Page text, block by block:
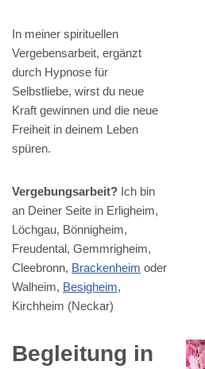
In meiner spirituellen
Vergebensarbeit, ergänzt
durch Hypnose für
Selbstliebe, wirst du neue
Kraft gewinnen und die neue
Freiheit in deinem Leben
spüren.
Vergebungsarbeit? Ich bin
an Deiner Seite in Erligheim,
Löchgau, Bönnigheim,
Freudental, Gemmrigheim,
Cleebronn, Brackenheim oder
Walheim, Besigheim,
Kirchheim (Neckar)
Begleitung in